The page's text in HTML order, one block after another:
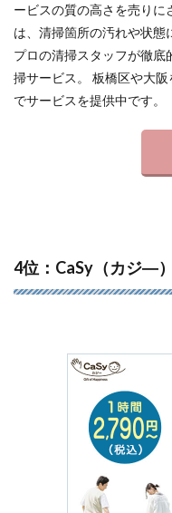
ービスの質の高さを売りに
は、清掃箇所の汚れや状態
プロの清掃スタッフが徹
掃サービス。 板橋区や大
でサービスを提供中です。
4位：CaSy（カジ―